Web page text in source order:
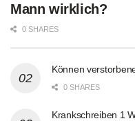
Mann wirklich?
0 SHARES
Können
0 SHARES
Krankschreiben 1